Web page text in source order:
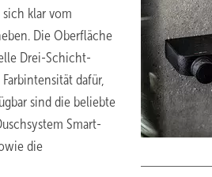
klar vom
Die Oberfläche
Drei-Schicht-
dafür,
sind die beliebte
Smart-
die